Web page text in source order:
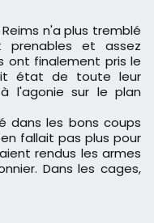
prenables et assez
ont finalement pris le
état de toute leur
l'agonie sur le plan
dans les bons coups
fallait pas plus pour
rendus les armes
Dans les cages,